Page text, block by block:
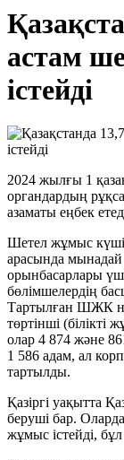
астам
істейді
2024 жылғы 1
органдардың
азаматы еңбек
Шетел жұмыс
арасында
орынбасарлары
бөлімшелердің
Тартылған ШЖК
төртінші (білікті
олар 4 874 және
1 586 адам, ал
тартылды.
Қазіргі уақытта
беруші бар.
жұмыс істейді,